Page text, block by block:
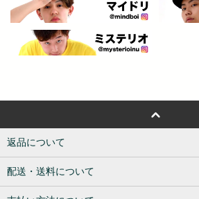
返品について
配送・送料について